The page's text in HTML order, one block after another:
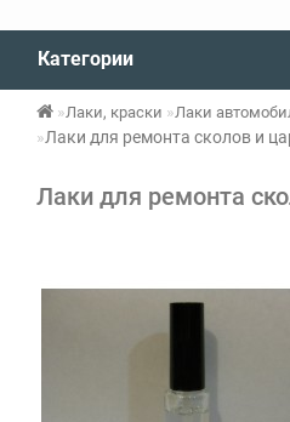
Категории
Лаки, краски Лаки
Лаки для ремонта сколов и
Лаки для ремонта